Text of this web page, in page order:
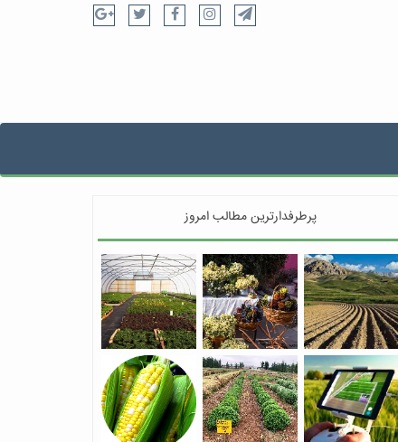
پرطرفدارترین مطالب امروز